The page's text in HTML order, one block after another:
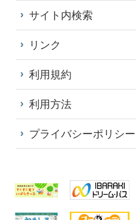
サイト内検索
リンク
利用規約
利用方法
プライバシーポリシー